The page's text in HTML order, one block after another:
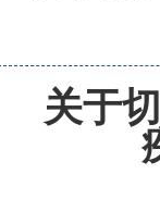
关于